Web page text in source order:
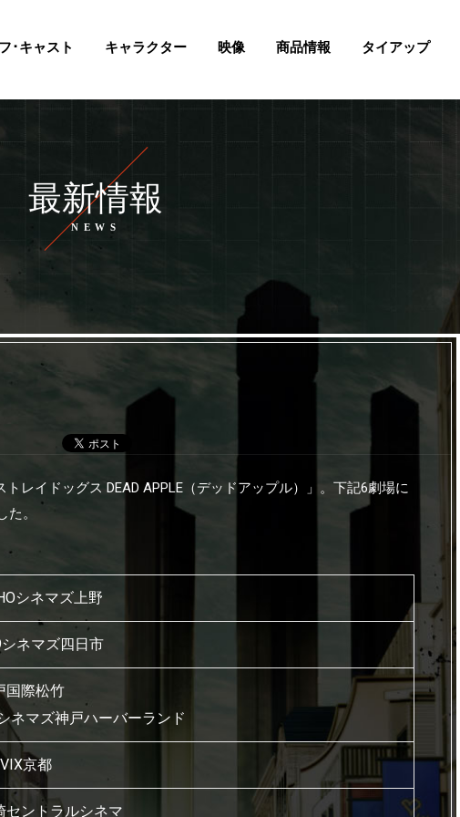
スタッフ・キャスト
キャラクター
スペシャル
･キャスト キャラクター 映像 商品情報 タイアップ
最新情報
レイドッグス DEAD APPLE（デッドアップル）」。下記6劇場に
。
シネマズ上野
ネマズ四日市
国際松竹
ネマズ神戸ハーバーランド
京都
セントラルシネマ